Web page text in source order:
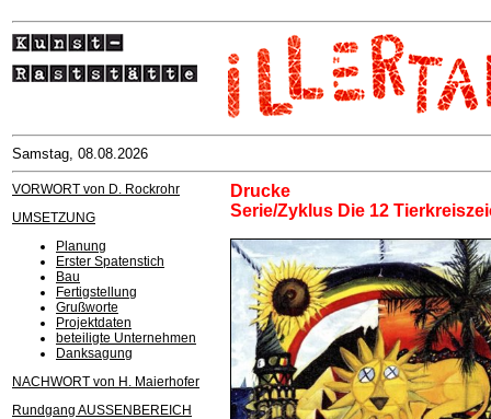
Samstag, 08.08.2026
VORWORT von D. Rockrohr
UMSETZUNG
Planung
Erster Spatenstich
Bau
Fertigstellung
Grußworte
Projektdaten
beteiligte Unternehmen
Danksagung
NACHWORT von H. Maierhofer
Rundgang AUSSENBEREICH
Drucke
Serie/Zyklus Die 12